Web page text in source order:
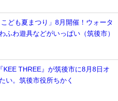
ども夏まつり」8月開催！ウォータ
ふわ遊具などがいっぱい（筑後市）
KEE THREE』が筑後市に8月8日オ
い。筑後市役所ちかく